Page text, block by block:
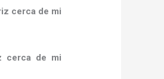
cerca de mi
cerca de mi